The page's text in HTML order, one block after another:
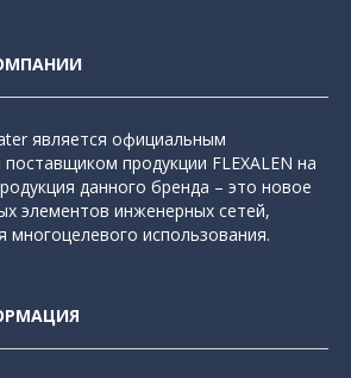
является официальным
продукции FLEXALEN на
данного бренда – это новое
элементов инженерных сетей,
многоцелевого использования.